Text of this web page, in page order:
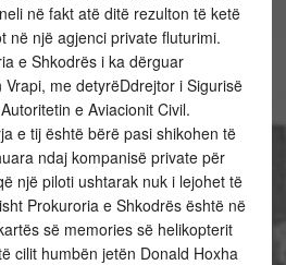
në fakt atë ditë rezulton të ketë
në një agjenci private fluturimi.
e Shkodrës i ka dërguar
me detyrëDdrejtor i Sigurisë
e Aviacionit Civil.
e tij është bërë pasi shikohen të
ndaj kompanisë private për
një piloti ushtarak nuk i lejohet të
Prokuroria e Shkodrës është në
së memories së helikopterit
cilit humbën jetën Donald Hoxha